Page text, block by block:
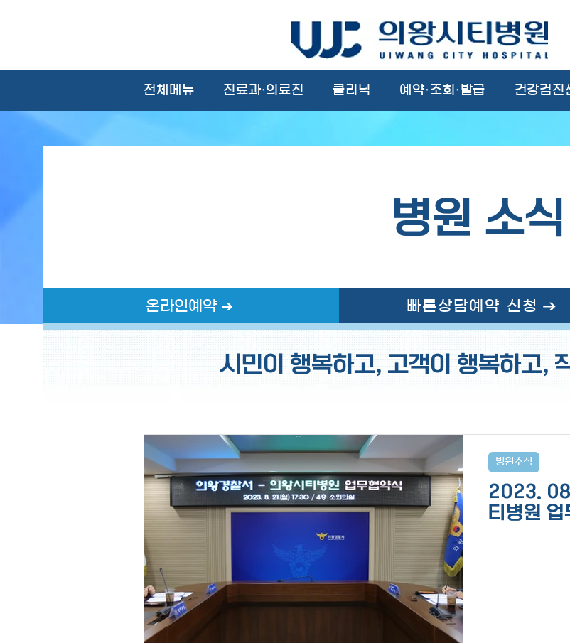
전체메뉴 진료과·의료진 클리닉 예약·조회·발급 건강검진
병원 소식
온라인예약 빠른상담예약 신청
시민이 행복하고, 고객이 행복하고,
2023.
티병원
병원소식